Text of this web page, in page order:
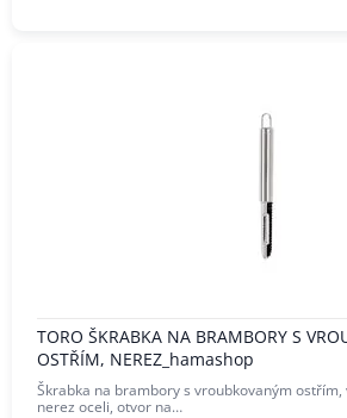
TORO ŠKRABKA NA BRAMBORY S
OSTŘÍM, NEREZ_hamashop
Škrabka na brambory s vroubkovaným ostřím,
nerez oceli, otvor na…